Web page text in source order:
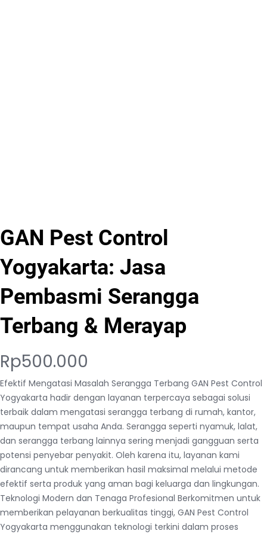
GAN Pest Control
Yogyakarta: Jasa
Pembasmi Serangga
Terbang & Merayap
Rp500.000
Efektif Mengatasi Masalah Serangga Terbang GAN Pest Control
Yogyakarta hadir dengan layanan terpercaya sebagai solusi
terbaik dalam mengatasi serangga terbang di rumah, kantor,
maupun tempat usaha Anda. Serangga seperti nyamuk, lalat,
dan serangga terbang lainnya sering menjadi gangguan serta
potensi penyebar penyakit. Oleh karena itu, layanan kami
dirancang untuk memberikan hasil maksimal melalui metode
efektif serta produk yang aman bagi keluarga dan lingkungan.
Teknologi Modern dan Tenaga Profesional Berkomitmen untuk
memberikan pelayanan berkualitas tinggi, GAN Pest Control
Yogyakarta menggunakan teknologi terkini dalam proses